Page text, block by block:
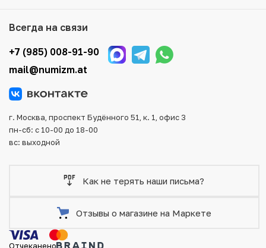
Для вашего удобства представлены несколько способов
оплаты и доставки заказа. Все отправления надежно и
тщательно упаковываются, что исключает возможность
повреждения во время доставки.
Всегда на связи
+7 (985) 008-91-90
mail@numizm.at
г. Москва, проспект Будённого 51, к. 1, офис 3
пн-сб: с 10-00 до 18-00
вс: выходной
Как не терять наши письма?
Отзывы о магазине на Маркете
Отчеканено